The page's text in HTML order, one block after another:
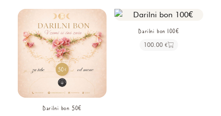
Darilni bon 50€
Darilni bon 100€
100.00 €